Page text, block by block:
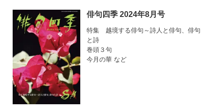
俳句四季 2024年8月号
特集 越境する俳句～詩人と俳句、俳句
と詩
巻頭３句
今月の華 など